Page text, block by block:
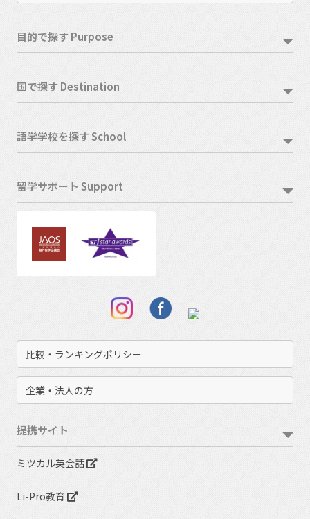
目的で探す Purpose
国で探す Destination
語学学校を探す School
留学サポート Support
比較・ランキングポリシー
企業・法人の方
提携サイト
ミツカル英会話
Li-Pro教育